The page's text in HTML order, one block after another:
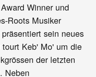
Winner und
Roots Musiker
sein neues
Keb' Mo' um die
der letzten
Neben